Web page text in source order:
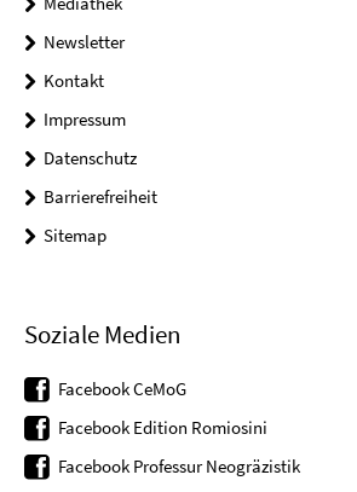
Newsletter
Kontakt
Impressum
Datenschutz
Barrierefreiheit
Sitemap
Soziale Medien
Facebook CeMoG
Facebook Edition Romiosini
Facebook Professur Neogräzistik